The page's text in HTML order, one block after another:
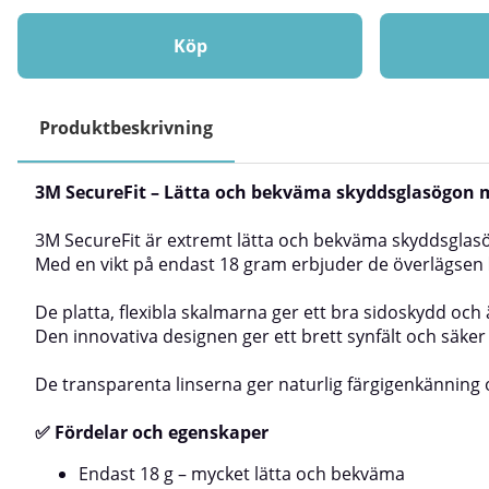
vilket ger en mycket bekväm passform. Platta och
flexibla skalmar ger bra sidoskydd och fungerar bra
tillsammans med hörselkåpor. Den innovativa
designen ger användaren ett brett synfält och sitter
effektivt skydd mot UVA- och UVB-strålning.Uppfyller
kraven i SS-EN 166:2001.
Köp
arbetsmiljöer
flygande
vara bekväma
passar därför
flexibla och
i miljöer där
partiklarKan
bekväma även
renovering och
externa
besökare i
Produktbeskrivning
3M SecureFit – Lätta och bekväma
3M SecureFit är extremt lätta och bekväma
Med en vikt på endast 18 gram erbjuder de
De platta, flexibla skalmarna ger ett bra sidoskydd
Den innovativa designen ger ett brett synfält och
De transparenta linserna ger naturlig
✅ Fördelar och egenskaper
Endast 18 g – mycket lätta och bekväma